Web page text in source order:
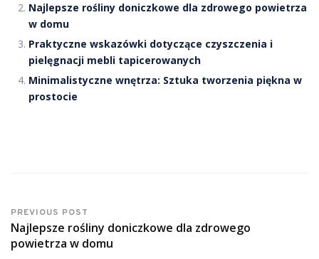
Najlepsze rośliny doniczkowe dla zdrowego powietrza
w domu
Praktyczne wskazówki dotyczące czyszczenia i
pielęgnacji mebli tapicerowanych
Minimalistyczne wnętrza: Sztuka tworzenia piękna w
prostocie
PREVIOUS POST
Najlepsze rośliny doniczkowe dla zdrowego
powietrza w domu